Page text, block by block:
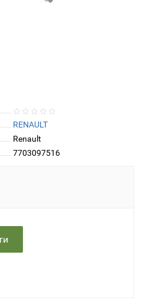
RENAULT
Renault
7703097516